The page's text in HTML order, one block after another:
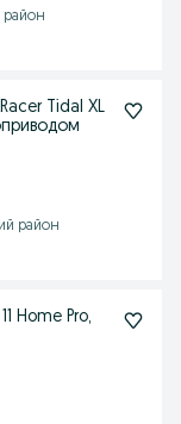
район
Tidal XL
район
Home Pro,